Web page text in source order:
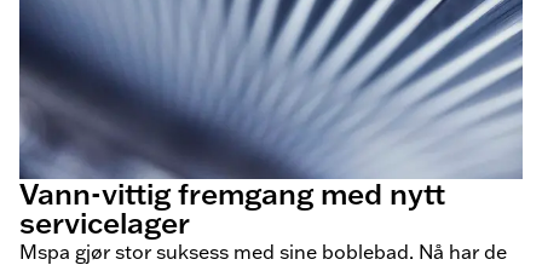
Vann-vittig fremgang med nytt
servicelager
Mspa gjør stor suksess med sine boblebad. Nå har de